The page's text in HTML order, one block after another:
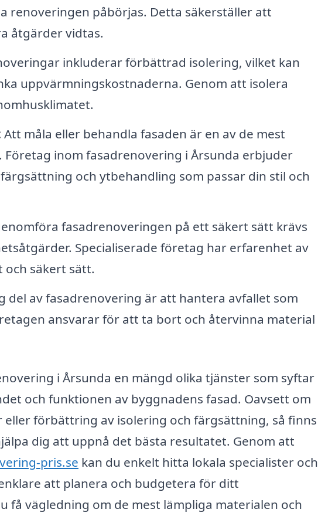
renoveringen påbörjas. Detta säkerställer att
åtgärder vidtas.
inkluderar förbättrad isolering, vilket kan
uppvärmningskostnaderna. Genom att isolera
Att måla eller behandla fasaden är en av de mest
inom fasadrenovering i Årsunda erbjuder
och ytbehandling som passar din stil och
fasadrenoveringen på ett säkert sätt krävs
Specialiserade företag har erfarenhet av
säkert sätt.
del av fasadrenovering är att hantera avfallet som
ansvarar för att ta bort och återvinna material
i Årsunda en mängd olika tjänster som syftar
och funktionen av byggnadens fasad. Oavsett om
förbättring av isolering och färgsättning, så finns
dig att uppnå det bästa resultatet. Genom att
pris.se kan du enkelt hitta lokala specialister och
att planera och budgetera för ditt
få vägledning om de mest lämpliga materialen och